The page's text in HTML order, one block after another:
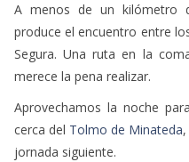
A menos de un kilómetro
produce el encuentro entre
Segura. Una ruta en la
merece la pena realizar.
Aprovechamos la noche
cerca del Tolmo de Minateda
jornada siguiente.